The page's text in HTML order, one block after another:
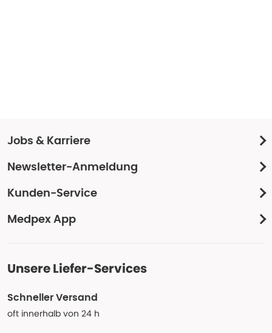
Jobs & Karriere
Newsletter-Anmeldung
Kunden-Service
Medpex App
Unsere Liefer-Services
Schneller Versand
oft innerhalb von 24 h